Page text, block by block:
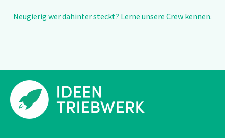
Neugierig wer dahinter steckt? Lerne unsere Crew kennen.